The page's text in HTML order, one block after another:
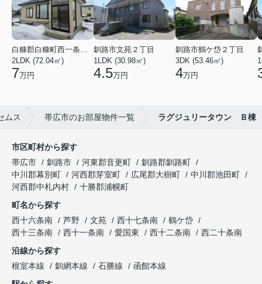
白糠郡白糠町西一条南４丁目
2LDK (72.04㎡)
7万円
釧路市文苑２丁目
1LDK (30.98㎡)
4.5万円
釧路市鶴ケ岱２丁目
3DK (53.46㎡)
4万円
ムス 帯広市のお部屋物件一覧 ラグジュリータウン Ｂ棟
市区町村から探す
帯広市
釧路市 河東郡音更町
釧路郡釧路町
中川郡幕別町
河西郡芽室町 広尾郡大樹町
中川郡池田町
河西郡中札内村
十勝郡浦幌町
町名から探す
西十六条南
芦野 文苑 西十七条南
鶴ケ岱
西十三条南
西十一条南 愛国東 西十二条南
西二十条南
沿線から探す
根室本線
釧網本線 石勝線
函館本線